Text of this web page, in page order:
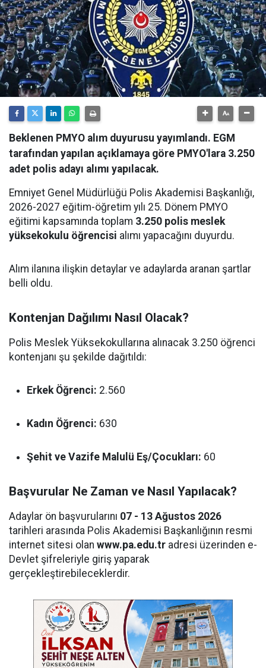
Beklenen PMYO alım duyurusu yayımlandı. EGM
tarafından yapılan açıklamaya göre PMYO'lara 3.250
adet polis adayı alımı yapılacak.
Emniyet Genel Müdürlüğü Polis Akademisi Başkanlığı,
2026-2027 eğitim-öğretim yılı 25. Dönem PMYO
eğitimi kapsamında toplam 3.250 polis meslek
yüksekokulu öğrencisi alımı yapacağını duyurdu.
Alım ilanına ilişkin detaylar ve adaylarda aranan şartlar
belli oldu.
Kontenjan Dağılımı Nasıl Olacak?
Polis Meslek Yüksekokullarına alınacak 3.250 öğrenci
kontenjanı şu şekilde dağıtıldı:
Erkek Öğrenci: 2.560
Kadın Öğrenci: 630
Şehit ve Vazife Malulü Eş/Çocukları: 60
Başvurular Ne Zaman ve Nasıl Yapılacak?
Adaylar ön başvurularını 07 - 13 Ağustos 2026
tarihleri arasında Polis Akademisi Başkanlığının resmi
internet sitesi olan www.pa.edu.tr adresi üzerinden e-
Devlet şifreleriyle giriş yaparak
gerçekleştirebileceklerdir.